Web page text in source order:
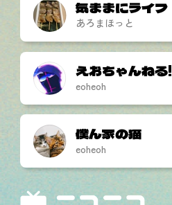
気ままにライフ
あろまほっと
えおちゃんねる!
eoheoh
僕ん家の猫
eoheoh